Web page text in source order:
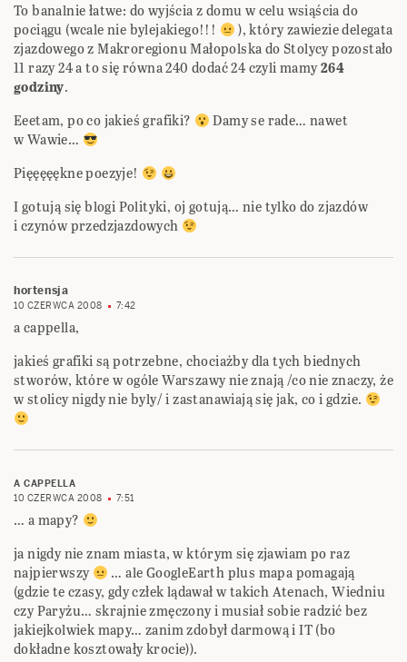
To banalnie łatwe: do wyjścia z domu w celu wsiąścia do
pociągu (wcale nie bylejakiego!!!
), który zawiezie delegata
zjazdowego z Makroregionu Małopolska do Stolycy pozostało
11 razy 24 a to się równa 240 dodać 24 czyli mamy264
godziny.
Eeetam, po co jakieś grafiki?
Damy se rade… nawet
w Wawie…
Pięęęęękne poezyje!
I gotują się blogi Polityki, oj gotują… nie tylko do zjazdów
i czynów przedzjazdowych
hortensja
10 CZERWCA 2008 7:42
a cappella,
jakieś grafiki są potrzebne, chociażby dla tych biednych
stworów, które w ogóle Warszawy nie znają /co nie znaczy, że
w stolicy nigdy nie byly/ i zastanawiają się jak, co i gdzie.
A CAPPELLA
10 CZERWCA 2008
7:51
… a mapy?
ja nigdy nie znam miasta, w którym się zjawiam po raz
najpierwszy
… ale GoogleEarth plus mapa pomagają
(gdzie te czasy, gdy człek lądawał w takich Atenach, Wiedniu
czy Paryżu… skrajnie zmęczony i musiał sobie radzić bez
jakiejkolwiek mapy… zanim zdobył darmową i IT (bo
dokładne kosztowały krocie)).